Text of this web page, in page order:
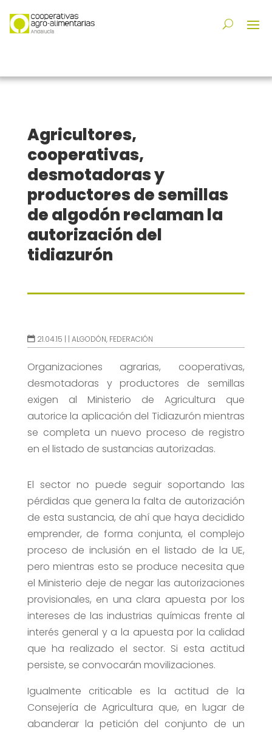
Agricultores,
cooperativas,
desmotadoras y
productores de semillas
de algodón reclaman la
autorización del
tidiazurón
21.04.15 | | ALGODÓN, FEDERACIÓN
Organizaciones agrarias, cooperativas,
desmotadoras y productores de semillas
exigen al Ministerio de Agricultura que
autorice la aplicación del Tidiazurón mientras
se completa un nuevo proceso de registro
en el listado de sustancias autorizadas.
El sector no puede seguir soportando las
pérdidas que genera la falta de autorización
de esta sustancia, de ahí que haya decidido
emprender, de forma conjunta, el complejo
proceso de inclusión en el listado de la UE,
pero mientras esto se produce necesita que
el Ministerio deje de negar las autorizaciones
provisionales, en una clara apuesta por los
intereses de las industrias químicas frente al
interés general y a la apuesta por la calidad
que ha realizado el sector. Si esta actitud
persiste, se convocarán movilizaciones.
Igualmente criticable es la actitud de la
Consejería de Agricultura que, en lugar de
abanderar la petición del conjunto de un